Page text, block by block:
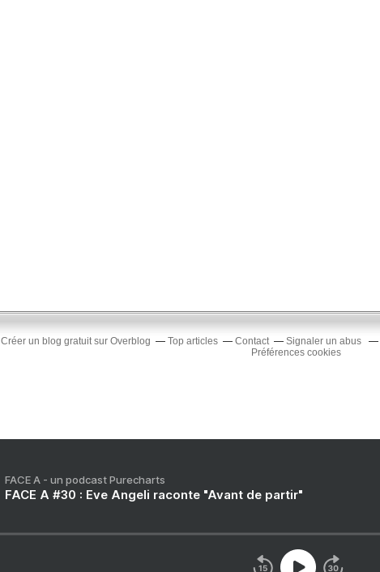
Créer un blog gratuit sur Overblog Top articles Contact Signaler un abus
Préférences cookies
FACE A - un podcast Purecharts
FACE A #30 : Eve Angeli raconte "Avant de partir"